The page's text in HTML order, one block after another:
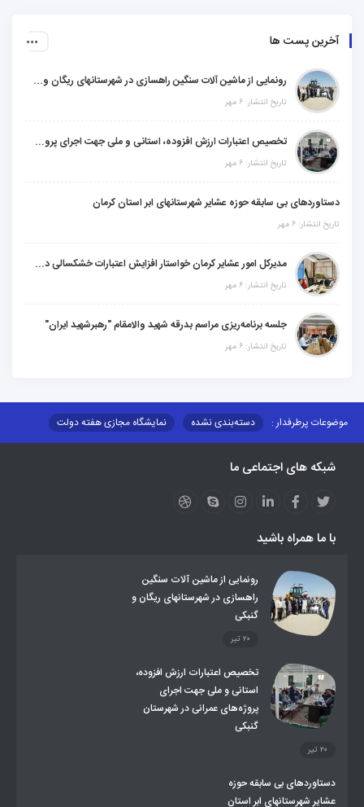
آخرین پست ها
رونمایی از ماشین آلات سنگین راهسازی در شهرستانهای ریگان و گنبکی
تاریخ انتشار: ۶ مهر
تخصیص اعتبارات ارزش افزوده، استانی و ملی جهت اجرای پروژه‌های عمرانی در شهرستان گنبکی
تاریخ انتشار: ۶ مهر
دستاوردهای بی سابقه حوزه عشایر شهرستانهای ابر استان کرمان
تاریخ انتشار: ۶ مهر
مدیرکل امور عشایر کرمان خواستار افزایش اعتبارات خشکسالی در سال جدید شد
تاریخ انتشار: ۶ مهر
جلسه برنامه‌ریزی مراسم بدرقه شهید والامقام "رهبرشهید ایران"
تاریخ انتشار: ۶ مهر
موضوعات پرطرفدار : دسته‌بندی نشده
نمایشگاه مجازی هفته دولت
مزایدات و مناقصات
محتوای کانون توسعه
عملکردها
عشایر استان
طرح و برنامه
روند ساماندهی عشایر داوطلب اسکان
تشکیلات اداری
شبکه های اجتماعی ما
با ما همراه باشید
رونمایی از ماشین آلات سنگین
راهسازی در شهرستانهای ریگان و
گنبکی
۲۰ تیر
تخصیص اعتبارات ارزش افزوده،
استانی و ملی جهت اجرای
پروژه‌های عمرانی در شهرستان
گنبکی
۲۰ تیر
دستاوردهای بی سابقه حوزه
عشایر شهرستانهای ابر استان